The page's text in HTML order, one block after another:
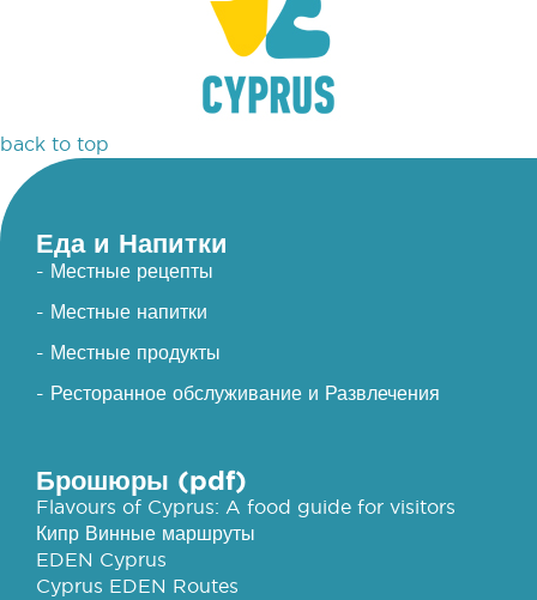
back to top
Еда и Напитки
- Местные рецепты
- Местные напитки
- Местные продукты
- Ресторанное обслуживание и Развлечения
Брошюры (pdf)
Flavours of Cyprus: A food guide for visitors
Кипр Винные маршруты
EDEN Cyprus
Cyprus EDEN Routes